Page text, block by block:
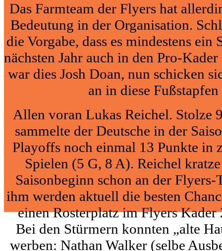
Das Farmteam der Flyers hat
Bedeutung in der Organisation.
die Vorgabe, dass es mindestens ein
nächsten Jahr auch in den Pro-
war dies Josh Doan, nun schicken
an in diese
Allen voran Lukas Reichel. Stolze
sammelte der Deutsche in der
Playoffs noch einmal 13 Punkte in
Spielen (5 G, 8 A). Reichel
Saisonbeginn schon an der Flyers-
ihm werden aktuell die besten
einen Rosterplatz im Flyers Kader
Bei den Stürmern konnten „alte
werben: Nathan Walker (selbe